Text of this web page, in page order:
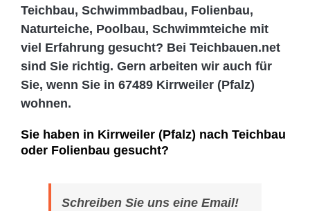
Teichbau, Schwimmbadbau, Folienbau,
Naturteiche, Poolbau, Schwimmteiche mit
viel Erfahrung gesucht? Bei Teichbauen.net
sind Sie richtig. Gern arbeiten wir auch für
Sie, wenn Sie in 67489 Kirrweiler (Pfalz)
wohnen.
Sie haben in Kirrweiler (Pfalz) nach Teichbau
oder Folienbau gesucht?
Schreiben Sie uns eine Email!